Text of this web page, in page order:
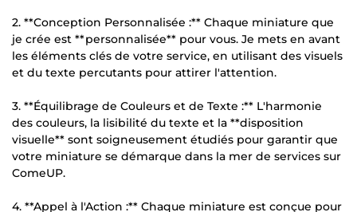
2. **Conception Personnalisée :** Chaque miniature que
je crée est **personnalisée** pour vous. Je mets en avant
les éléments clés de votre service, en utilisant des visuels
et du texte percutants pour attirer l'attention.
3. **Équilibrage de Couleurs et de Texte :** L'harmonie
des couleurs, la lisibilité du texte et la **disposition
visuelle** sont soigneusement étudiés pour garantir que
votre miniature se démarque dans la mer de services sur
ComeUP.
4. **Appel à l'Action :** Chaque miniature est conçue pour